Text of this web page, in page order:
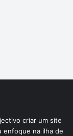
criar um site
enfoque na ilha de